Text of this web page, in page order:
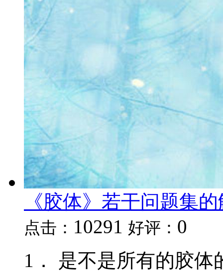
《胶体》若干问题集
点击： 10291 好评： 0
1． 是不是所有的胶